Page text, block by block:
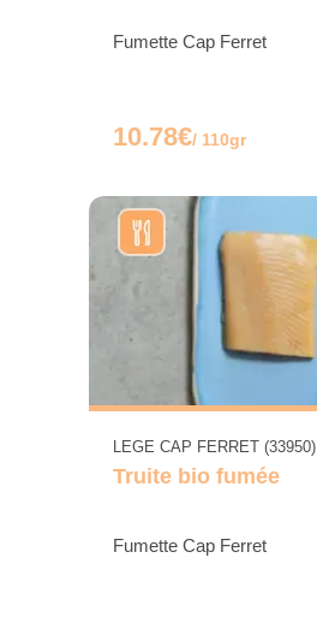
Fumette Cap Ferret
10.78€/ 110gr
LEGE CAP FERRET (33950)
Truite bio fumée
Fumette Cap Ferret